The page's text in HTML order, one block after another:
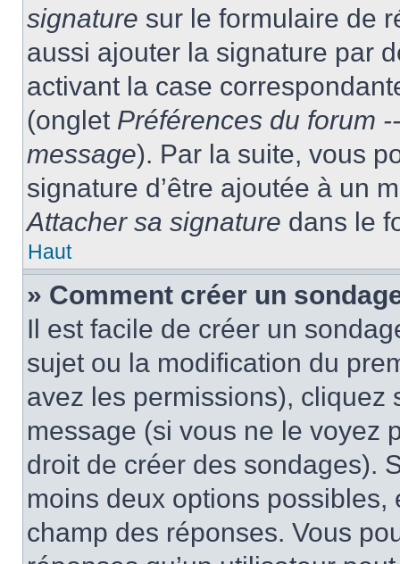
signature sur le formulaire de
aussi ajouter la signature par
activant la case
(onglet Préférences du forum
message). Par la suite, vous
signature d’être ajoutée à un
Attacher sa signature dans le
Haut
» Comment créer un
Il est facile de créer un
sujet ou la modification du
avez les permissions), cliquez
message (si vous ne le voyez
droit de créer des sondages).
moins deux options
champ des réponses. Vous